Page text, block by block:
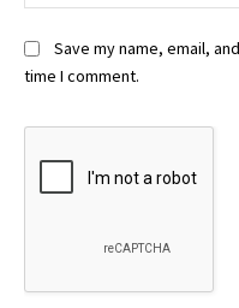
Save my name, email,
time I comment.